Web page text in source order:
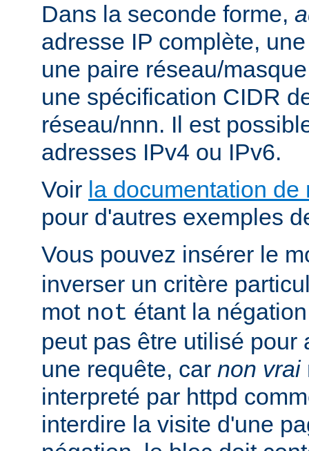
Dans la seconde forme,
adresse IP complète,
une paire réseau/
une spécification CIDR
réseau/nnn. Il est
adresses IPv4 ou IPv6.
Voir la documentation de
pour d'autres exemples
Vous pouvez insérer le
inverser un critère
mot not étant la
peut pas être utilisé pour
une requête, car non vrai
interpreté par httpd
interdire la visite d'une